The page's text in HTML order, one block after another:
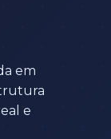
em
e